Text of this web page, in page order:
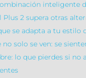
inteligente
Plus 2 supera otras
se adapta a tu estilo
solo se ven: se
lo que pierdes si no